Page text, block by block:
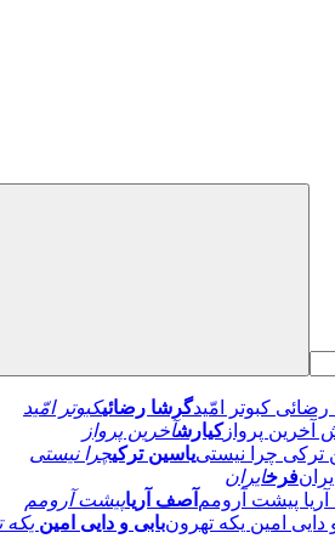
گرشا رضائیکبوتر امّید
کیارشآخرین پرواز
یاسین ترکیچرا نیستی
فرخایران
آصف آریاپیشت آرومم
بابی و دایی امین یکه